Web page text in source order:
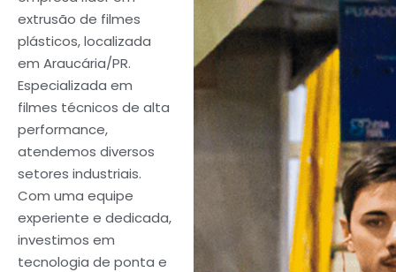
extrusão de filmes
plásticos, localizada
em Araucária/PR.
Especializada em
filmes técnicos de alta
performance,
atendemos diversos
setores industriais.
Com uma equipe
experiente e dedicada,
investimos em
tecnologia de ponta e